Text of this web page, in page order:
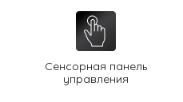
Сенсорная панель
управления